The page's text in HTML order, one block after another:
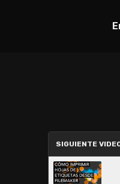
SIGUIENTE